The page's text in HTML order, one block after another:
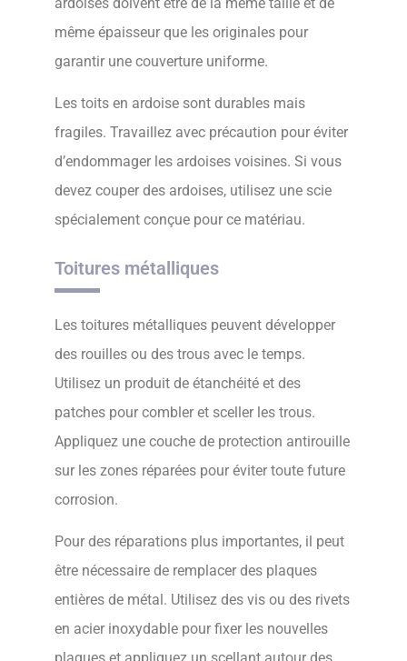
même épaisseur que les originales pour
garantir une couverture uniforme.
Les toits en ardoise sont durables mais
fragiles. Travaillez avec précaution pour éviter
d’endommager les ardoises voisines. Si vous
devez couper des ardoises, utilisez une scie
spécialement conçue pour ce matériau.
Toitures métalliques
Les toitures métalliques peuvent développer
des rouilles ou des trous avec le temps.
Utilisez un produit de étanchéité et des
patches pour combler et sceller les trous.
Appliquez une couche de protection antirouille
sur les zones réparées pour éviter toute future
corrosion.
Pour des réparations plus importantes, il peut
être nécessaire de remplacer des plaques
entières de métal. Utilisez des vis ou des rivets
en acier inoxydable pour fixer les nouvelles